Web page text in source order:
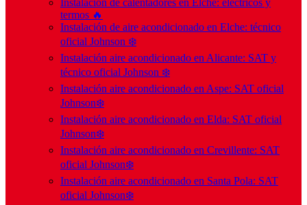
Instalación de calentadores en Elche: eléctricos y
termos 🔥
Instalación de aire acondicionado en Elche: técnico
oficial Johnson ❄️
Instalación aire acondicionado en Alicante: SAT y
técnico oficial Johnson ❄️
Instalación aire acondicionado en Aspe: SAT oficial
Johnson❄️
Instalación aire acondicionado en Elda: SAT oficial
Johnson❄️
Instalación aire acondicionado en Crevillente: SAT
oficial Johnson❄️
Instalación aire acondicionado en Santa Pola: SAT
oficial Johnson❄️